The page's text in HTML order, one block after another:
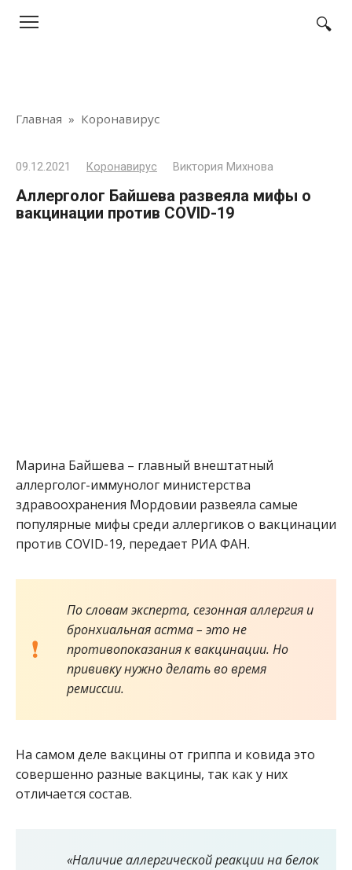
Главная » Коронавирус
09.12.2021 Коронавирус Виктория Михнова
Аллерголог Байшева развеяла мифы о
вакцинации против COVID-19
Марина Байшева – главный внештатный
аллерголог-иммунолог министерства
здравоохранения Мордовии развеяла самые
популярные мифы среди аллергиков о вакцинации
против COVID-19, передает РИА ФАН.
По словам эксперта, сезонная аллергия и
бронхиальная астма – это не
противопоказания к вакцинации. Но
прививку нужно делать во время
ремиссии.
На самом деле вакцины от гриппа и ковида это
совершенно разные вакцины, так как у них
отличается состав.
«Наличие аллергической реакции на белок